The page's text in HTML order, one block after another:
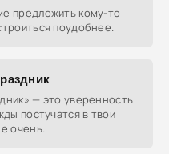
предложить кому-то
поудобнее.
— это уверенность
постучатся в твои
очень.